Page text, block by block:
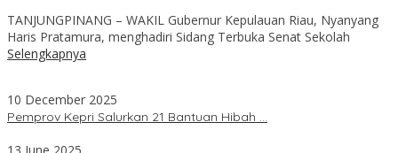
TANJUNGPINANG – WAKIL Gubernur Kepulauan Riau, Nyanyang
Haris Pratamura, menghadiri Sidang Terbuka Senat Sekolah
Selengkapnya
10 December 2025
Pemprov Kepri Salurkan 21 Bantuan Hibah …